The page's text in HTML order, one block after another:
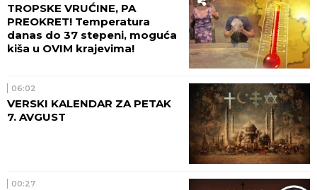
TROPSKE VRUĆINE, PA
PREOKRET! Temperatura
danas do 37 stepeni, moguća
kiša u OVIM krajevima!
06:02
VERSKI KALENDAR ZA PETAK
7. AVGUST
00:27